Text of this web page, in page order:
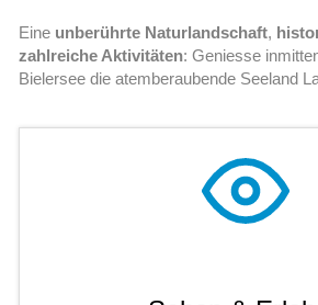
Eine unberührte Naturlandschaft,
zahlreiche Aktivitäten: Geniesse
Bielersee die atemberaubende Seeland